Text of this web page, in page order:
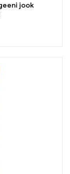
jook